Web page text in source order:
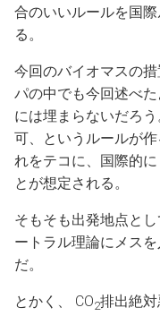
合のいいルールを国
る。
今回のバイオマスの
パの中でも今回述べ
には埋まらないだろ
可、というルールが
れをテコに、国際的
とが想定される。
そもそも出発地点と
ートラル理論にメス
だ。
とかく、 CO2排出絶対